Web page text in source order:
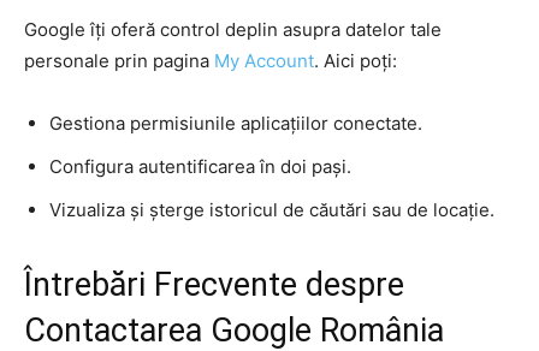
Google îți oferă control deplin asupra datelor tale
personale prin pagina My Account. Aici poți:
Gestiona permisiunile aplicațiilor conectate.
Configura autentificarea în doi pași.
Vizualiza și șterge istoricul de căutări sau de locație.
Întrebări Frecvente despre
Contactarea Google România